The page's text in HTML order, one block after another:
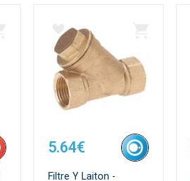
5.64€
Filtre Y Laiton -